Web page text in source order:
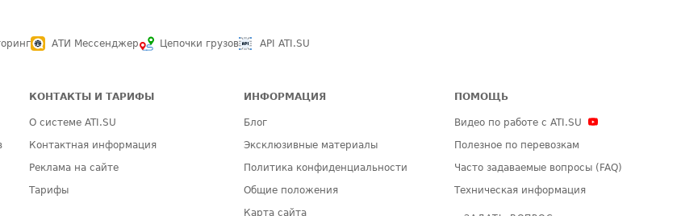
АТИ Мессенджер Цепочки грузов API ATI.SU
КОНТАКТЫ И ТАРИФЫ
О системе ATI.SU
Контактная информация
Реклама на сайте
Тарифы
ИНФОРМАЦИЯ
Блог
Эксклюзивные материалы
Политика конфиденциальности
Общие положения
Карта сайта
ПОМОЩЬ
Видео по работе с ATI.SU
Полезное по перевозкам
Часто задаваемые вопросы (FAQ)
Техническая информация